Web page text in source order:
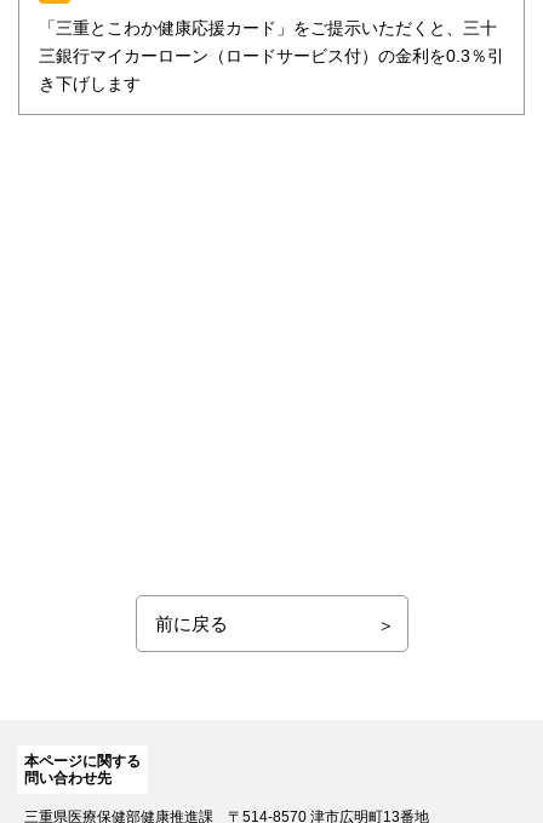
「三重とこわか健康応援カード」をご提示いただくと、三十
三銀行マイカーローン（ロードサービス付）の金利を0.3％引
き下げします
前に戻る
本ページに関する
問い合わせ先
三重県医療保健部健康推進課 〒514-8570 津市広明町13番地